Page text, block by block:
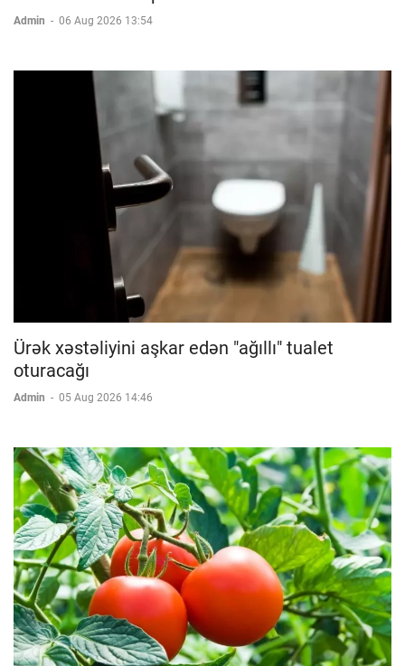
Admin - 06 Aug 2026 13:54
Ürək xəstəliyini aşkar edən "ağıllı" tualet
oturacağı
Admin - 05 Aug 2026 14:46